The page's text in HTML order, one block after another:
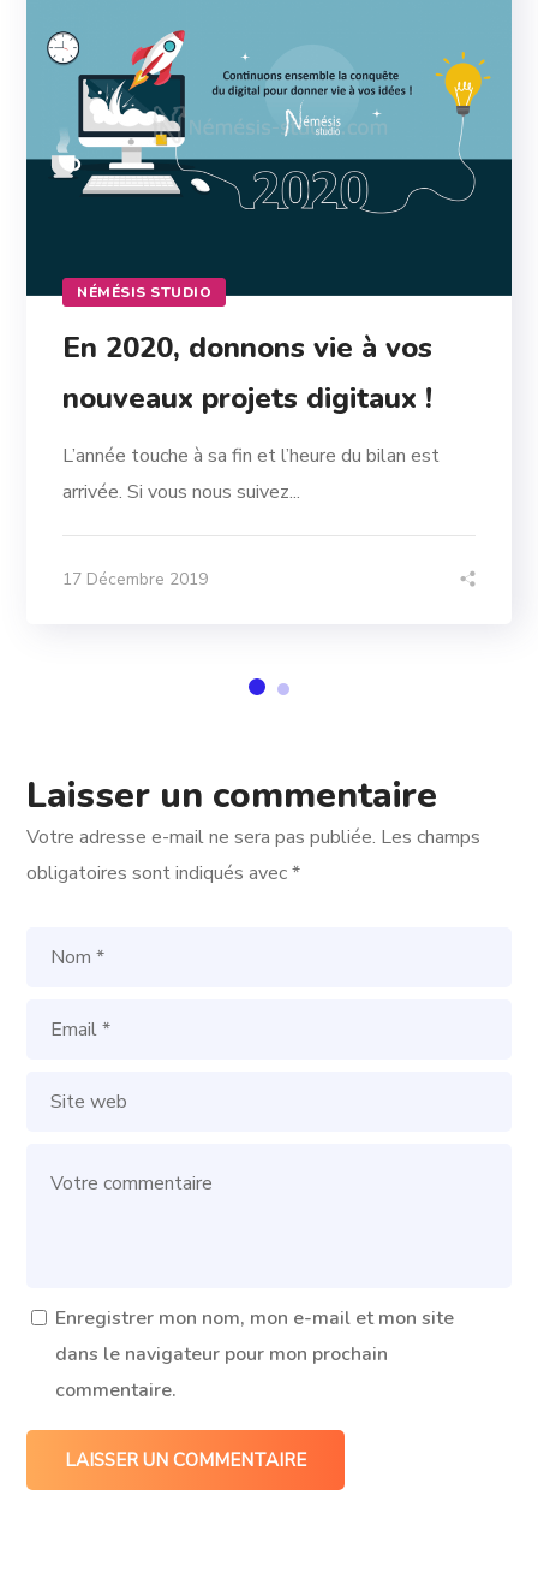
NÉMÉSIS STUDIO
En 2020, donnons vie à vos
nouveaux projets digitaux !
L’année touche à sa fin et l’heure du bilan est
arrivée. Si vous nous suivez...
17 Décembre 2019
Laisser un commentaire
Votre adresse e-mail ne sera pas publiée. Les champs
obligatoires sont indiqués avec*
Enregistrer mon nom, mon e-mail et mon site
dans le navigateur pour mon prochain
commentaire.